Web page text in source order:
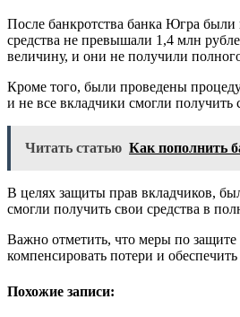
После банкротства банка Югра были
средства не превышали 1,4 млн
величину, и они не получили
Кроме того, были проведены
и не все вкладчики смогли получить
Читать статью Как пополнить
В целях защиты прав вкладчиков,
смогли получить свои средства в
Важно отметить, что меры по
компенсировать потери и
Похожие записи: